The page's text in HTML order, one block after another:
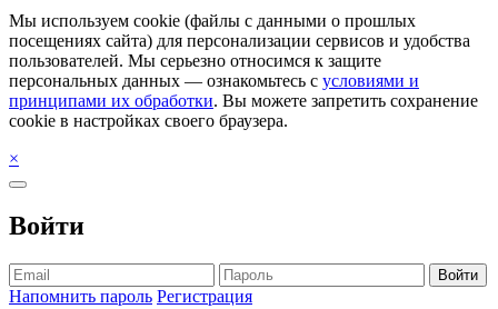
Мы используем cookie (файлы с данными о прошлых
посещениях сайта) для персонализации сервисов и удобства
пользователей. Мы серьезно относимся к защите
персональных данных — ознакомьтесь с условиями и
принципами их обработки. Вы можете запретить сохранение
cookie в настройках своего браузера.
×
Войти
Войти
Напомнить пароль Регистрация